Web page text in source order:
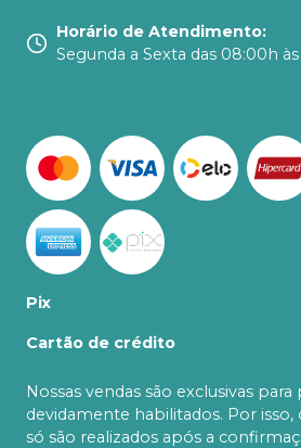
Horário de Atendimento:
Segunda a Sexta das 08:00h
Pix
Cartão de crédito
Nossas vendas são exclusivas
devidamente habilitados. Por
só são realizados após a